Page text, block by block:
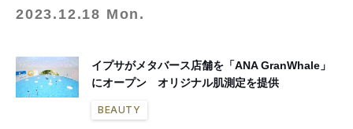
2023.12.18 Mon.
イプサがメタバース店舗を「ANA GranWhale」
にオープン オリジナル肌測定を提供
BEAUTY